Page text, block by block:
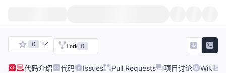
0 Fork 0
代码介绍 代码 Issues Pull Requests 项目讨论 Wiki